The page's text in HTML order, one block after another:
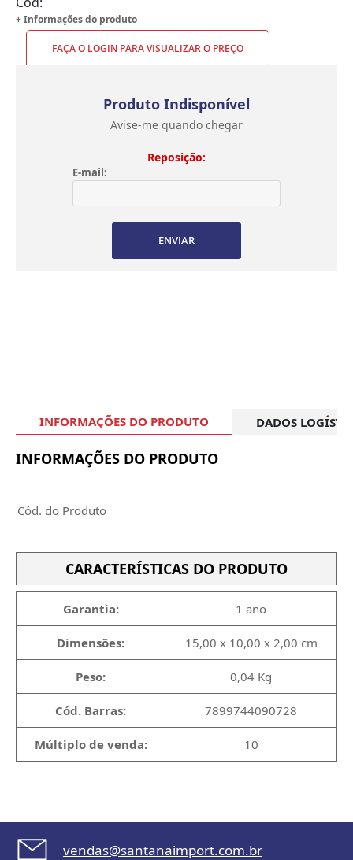
+ Informações do produto
FAÇA O LOGIN PARA VISUALIZAR O PREÇO
Produto Indisponível
Avise-me quando chegar
Reposição:
E-mail:
ENVIAR
INFORMAÇÕES DO PRODUTO DADOS
INFORMAÇÕES DO PRODUTO
Cód. do Produto
CARACTERÍSTICAS DO PRODUTO
Garantia: 1 ano
Dimensões: 15,00 x 10,00 x 2,00 cm
Peso: 0,04 Kg
Cód. Barras: 7899744090728
Múltiplo de venda: 10
vendas@santanaimport.com.br